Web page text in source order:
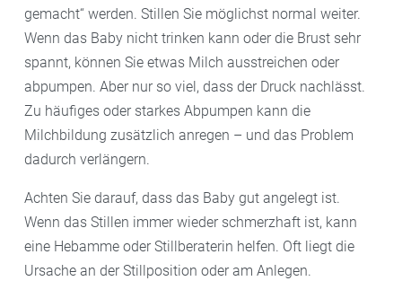
gemacht“ werden. Stillen Sie möglichst normal weiter.
Wenn das Baby nicht trinken kann oder die Brust sehr
spannt, können Sie etwas Milch ausstreichen oder
abpumpen. Aber nur so viel, dass der Druck nachlässt.
Zu häufiges oder starkes Abpumpen kann die
Milchbildung zusätzlich anregen – und das Problem
dadurch verlängern.
Achten Sie darauf, dass das Baby gut angelegt ist.
Wenn das Stillen immer wieder schmerzhaft ist, kann
eine Hebamme oder Stillberaterin helfen. Oft liegt die
Ursache an der Stillposition oder am Anlegen.